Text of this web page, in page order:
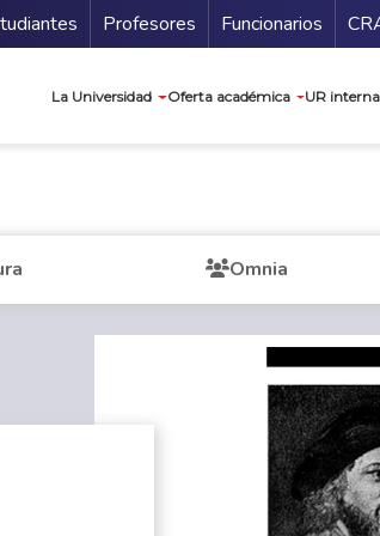
Profesores Funcionarios
La Universidad Oferta académica UR
Omnia